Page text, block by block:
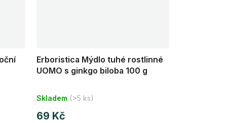
Erboristica Mýdlo tuhé rostlinné
UOMO s ginkgo biloba 100 g
hodnocení
produktu
Skladem (>5 ks)
69 Kč